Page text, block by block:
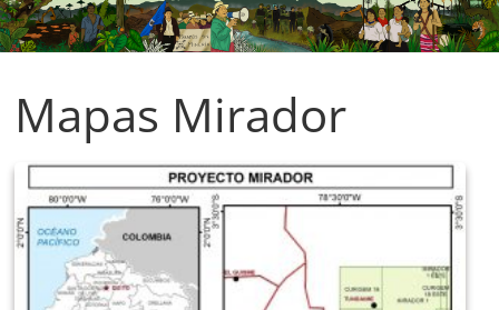
Conflictos
Socioambientales
del
Ecuador
Mapas Mirador